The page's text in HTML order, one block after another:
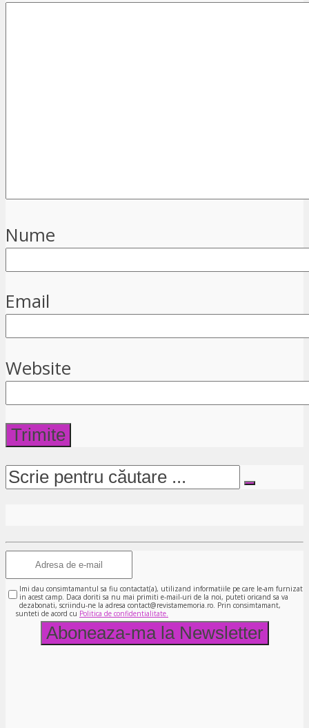
Nume
Email
Website
Imi dau consimtamantul sa fiu contactat(a), utilizand informatiile pe care le-am furnizat
in acest camp. Daca doriti sa nu mai primiti e-mail-uri de la noi, puteti oricand sa va
dezabonati, scriindu-ne la adresa contact@revistamemoria.ro. Prin consimtamant,
sunteti de acord cu Politica de confidentialitate.